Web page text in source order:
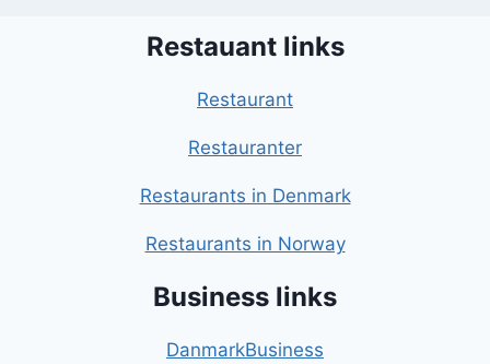
Restauant links
Restaurant
Restauranter
Restaurants in Denmark
Restaurants in Norway
Business links
DanmarkBusiness